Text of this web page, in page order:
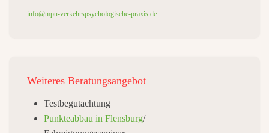
info@mpu-verkehrspsychologische-praxis.de
Weiteres Beratungsangebot
Testbegutachtung
Punkteabbau in Flensburg/